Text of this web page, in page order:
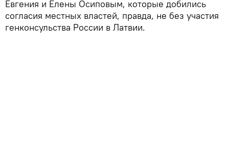
Евгения и Елены Осиповым, которые добились
согласия местных властей, правда, не без участия
генконсульства России в Латвии.